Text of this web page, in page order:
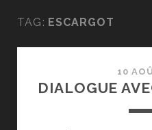
TAG: ESCARGOT
10
DIALOGUE